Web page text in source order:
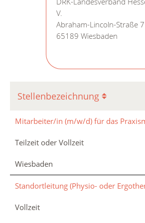
V.
Abraham-Lincoln-Straße 7
65189 Wiesbaden
Stellenbezeichnung
Mitarbeiter/in (m/w/d) für das
Teilzeit oder Vollzeit
Wiesbaden
Standortleitung (Physio- oder
Vollzeit